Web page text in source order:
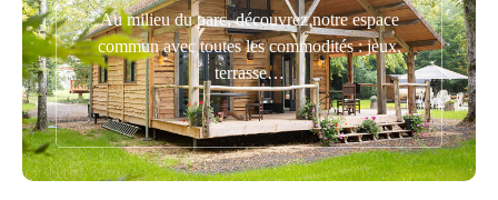
Au milieu du parc, découvrez notre espace
commun avec toutes les commodités : jeux,
terrasse…